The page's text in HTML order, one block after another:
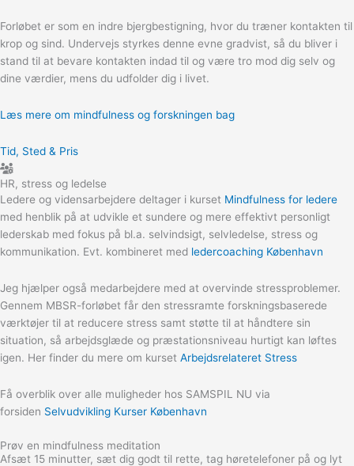
Forløbet er som en indre bjergbestigning, hvor du træner kontakten til
krop og sind. Undervejs styrkes denne evne gradvist, så du bliver i
stand til at bevare kontakten indad til og være tro mod dig selv og
dine værdier, mens du udfolder dig i livet.
Læs mere om mindfulness og forskningen bag
Tid, Sted & Pris
HR, stress og ledelse
Ledere og vidensarbejdere deltager i kurset Mindfulness for ledere
med henblik på at udvikle et sundere og mere effektivt personligt
lederskab med fokus på bl.a. selvindsigt, selvledelse, stress og
kommunikation. Evt. kombineret med ledercoaching København
Jeg hjælper også medarbejdere med at overvinde stressproblemer.
Gennem MBSR-forløbet får den stressramte forskningsbaserede
værktøjer til at reducere stress samt støtte til at håndtere sin
situation, så arbejdsglæde og præstationsniveau hurtigt kan løftes
igen. Her finder du mere om kurset Arbejdsrelateret Stress
Få overblik over alle muligheder hos SAMSPIL NU via
forsiden Selvudvikling Kurser København
Prøv en mindfulness meditation
Afsæt 15 minutter, sæt dig godt til rette, tag høretelefoner på og lyt